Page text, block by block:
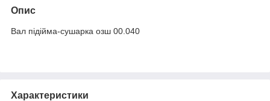
Опис
Вал підійма-сушарка озш 00.040
Характеристики